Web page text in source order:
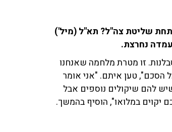
שליטת צה"ל? תא"ל (מיל')
נחרצת.
זו מטרת מלחמה שאנחנו
הסכם", טען איתם. "אני אומר
להם שיקולים נוספים אבל
יקוים במלואו", הוסיף בהמשך.